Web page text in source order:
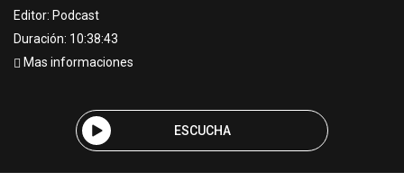
Editor: Podcast
Duración: 10:38:43
Mas informaciones
ESCUCHA